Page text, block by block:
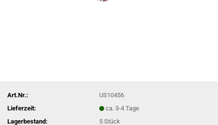
Art.Nr.:
US10456
Lieferzeit:
ca. 3-4 Tage
Lagerbestand:
5Stück